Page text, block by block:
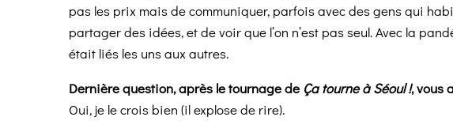
pas les prix mais de communiquer, parfois avec des gens qui
partager des idées, et de voir que l’on n’est pas seul. Avec la
était liés les uns aux autres.
Dernière question, après le tournage de Ça tourne à Séoul !, vous
Oui, je le crois bien (il explose de rire).